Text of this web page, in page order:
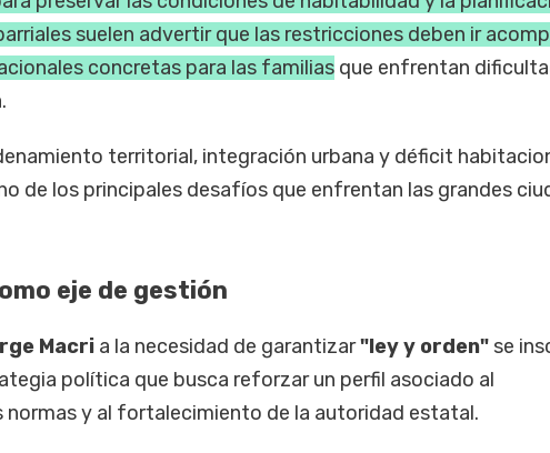
suelen advertir que las restricciones deben ir
concretas para las familiasque enfrentan
territorial, integración urbana y déficit
de los principales desafíos que enfrentan las grandes
eje de gestión
Macria la necesidad de garantizar"ley y orden"se
política que busca reforzar un perfil asociado al
normas y al fortalecimiento de la autoridad estatal.